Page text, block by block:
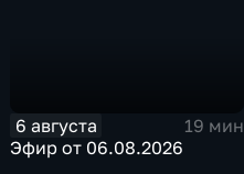
6 августа
19 мин
Эфир от 06.08.2026